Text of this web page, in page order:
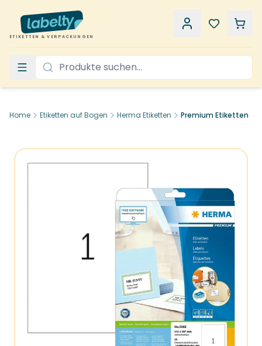
ETIKETTEN & VERPACKUNGEN
Home Etiketten auf Bogen Herma Etiketten Premium Etiketten